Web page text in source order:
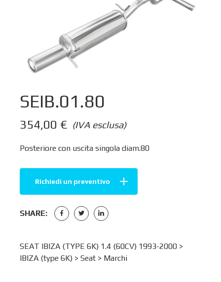
SEIB.01.80
(IVA esclusa)
354,00 €
Posteriore con uscita singola diam.80
Richiedi un preventivo
SHARE:
SEAT IBIZA (TYPE 6K) 1.4 (60CV) 1993-2000 >
IBIZA (type 6K) > Seat > Marchi